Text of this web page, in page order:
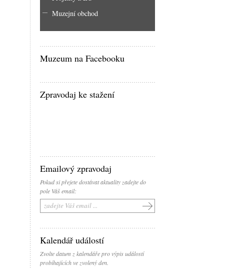
Muzejní obchod
Muzeum na Facebooku
Zpravodaj ke stažení
Emailový zpravodaj
Pokud si přejete dostávat aktuality zadejte do
pole Váš email:
Kalendář událostí
Zvolte datum z kalendáře pro výpis událostí
probíhajících ve zvolený den.